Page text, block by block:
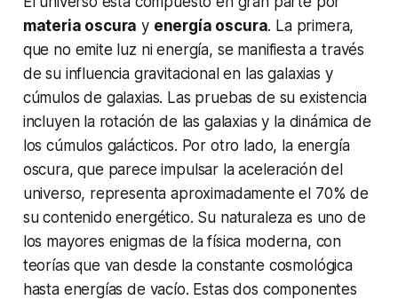
materia oscura y energía oscura. La primera,
que no emite luz ni energía, se manifiesta a través
de su influencia gravitacional en las galaxias y
cúmulos de galaxias. Las pruebas de su existencia
incluyen la rotación de las galaxias y la dinámica de
los cúmulos galácticos. Por otro lado, la energía
oscura, que parece impulsar la aceleración del
universo, representa aproximadamente el 70% de
su contenido energético. Su naturaleza es uno de
los mayores enigmas de la física moderna, con
teorías que van desde la constante cosmológica
hasta energías de vacío. Estas dos componentes